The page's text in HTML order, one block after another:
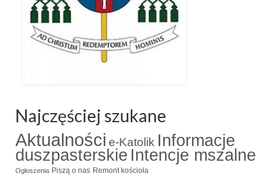
Remont kościoła
100 lecie Niepodległości
Bal Wszystkich Świętych 2018
Narodowy Dzień Pamięci “Żołnierzy
Wyklętych” 2018
Galerie 2017
Remont plebanii 2017
Najczęściej szukane
Aktualności e-Katolik Informacje
duszpasterskie Intencje mszalne
Ogłoszenia Piszą o nas Remont kościoła